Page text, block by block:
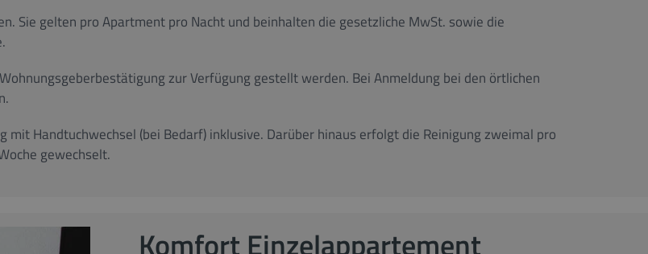
Sie gelten pro Apartment pro Nacht und beinhalten die gesetzliche MwSt. sowie die
zur Verfügung gestellt werden. Bei Anmeldung bei den örtlichen
Handtuchwechsel (bei Bedarf) inklusive. Darüber hinaus erfolgt die Reinigung zweimal pro
gewechselt.
Komfort Einzelappartement